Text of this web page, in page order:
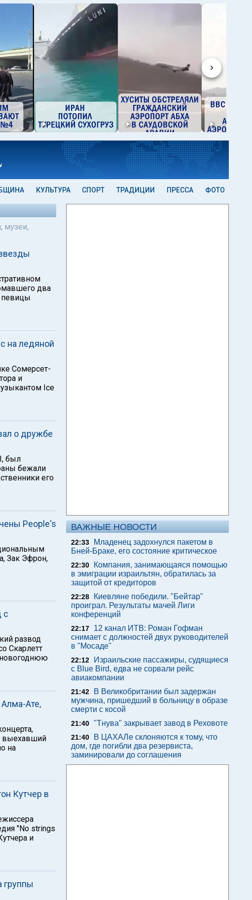
›
КУЛЬТУРА СПОРТ ТРАДИЦИИ ПРЕССА ФОТО
музеи,
два
певицы
на ледяной
Сомерсет-
и
Ice
о дружбе
был
бежали
его
People's
Зак Эфрон,
с
развод
Скарлетт
новогоднюю
Ате,
выехавший
на
Кутчер в
"No strings
и
группы
ВАЖНЫЕ НОВОСТИ
22:33
Младенец задохнулся пакетом в
Бней-Браке, его состояние критическое
22:30
Компания, занимающаяся помощью
в эмиграции израильтян, обратилась за
защитой от кредиторов
22:28
Киевляне победили. "Бейтар"
проиграл. Результаты мачей Лиги
конференций
22:17
12 канал ИТВ: Роман Гофман
снимает с должностей двух руководителей
в "Мосаде"
22:12
Израильские пассажиры, судящиеся
с Blue Bird, едва не сорвали рейс
авиакомпании
21:42
В Великобритании был задержан
мужчина, пришедший в больницу в образе
смерти с косой
21:40 "Тнува" закрывает завод в Реховоте
21:40
В ЦАХАЛе склоняются к тому, что
дом, где погибли два резервиста,
заминировали до соглашения